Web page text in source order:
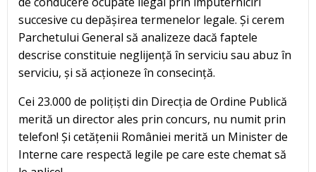
succesive cu depășirea termenelor legale. Și cerem
Parchetului General să analizeze dacă faptele
descrise constituie neglijență în serviciu sau abuz în
serviciu, și să acționeze în consecință.
Cei 23.000 de polițiști din Direcția de Ordine Publică
merită un director ales prin concurs, nu numit prin
telefon! Și cetățenii României merită un Minister de
Interne care respectă legile pe care este chemat să